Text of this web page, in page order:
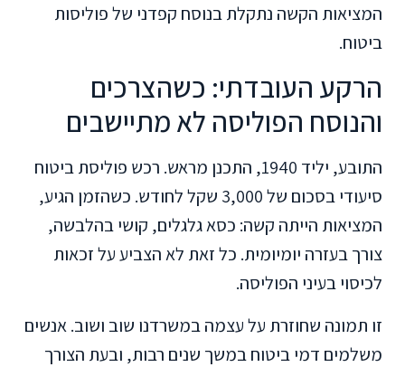
המציאות הקשה נתקלת בנוסח קפדני של פוליסות
ביטוח.
הרקע העובדתי: כשהצרכים
והנוסח הפוליסה לא מתיישבים
התובע, יליד 1940, התכנן מראש. רכש פוליסת ביטוח
סיעודי בסכום של 3,000 שקל לחודש. כשהזמן הגיע,
המציאות הייתה קשה: כסא גלגלים, קושי בהלבשה,
צורך בעזרה יומיומית. כל זאת לא הצביע על זכאות
לכיסוי בעיני הפוליסה.
זו תמונה שחוזרת על עצמה במשרדנו שוב ושוב. אנשים
משלמים דמי ביטוח במשך שנים רבות, ובעת הצורך